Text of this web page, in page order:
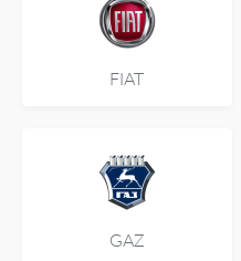
FIAT
GAZ